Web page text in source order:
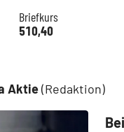
Briefkurs
510,40
Aktie(Redaktion)